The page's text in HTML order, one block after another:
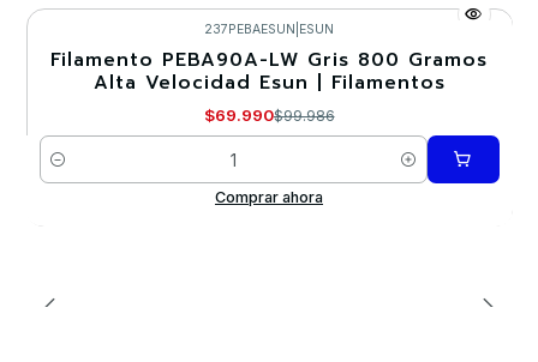
-30%
237PEBAESUN ESUN
Filamento PEBA90A-LW Gris 800 Gramos
Alta Velocidad Esun | Filamentos
$69.990$99.986
Cantidad
Comprar ahora